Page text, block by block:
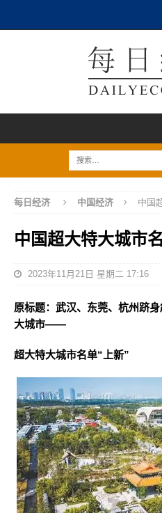
每日经济 中国经济 中国
中国超大特大城市
2023年11月21日 星期二 17:16
原标题：武汉、东莞、杭州跻
大城市——
超大特大城市名单“上新”